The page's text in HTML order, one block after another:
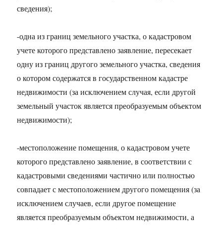
сведения);
-одна из границ земельного участка, о кадастровом
учете которого представлено заявление, пересекает
одну из границ другого земельного участка, сведения
о котором содержатся в государственном кадастре
недвижимости (за исключением случая, если другой
земельный участок является преобразуемым объектом
недвижимости);
-местоположение помещения, о кадастровом учете
которого представлено заявление, в соответствии с
кадастровыми сведениями частично или полностью
совпадает с местоположением другого помещения (за
исключением случаев, если другое помещение
является преобразуемым объектом недвижимости, а